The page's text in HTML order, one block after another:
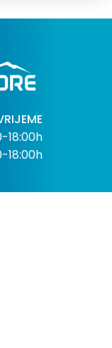
18:00h
18:00h